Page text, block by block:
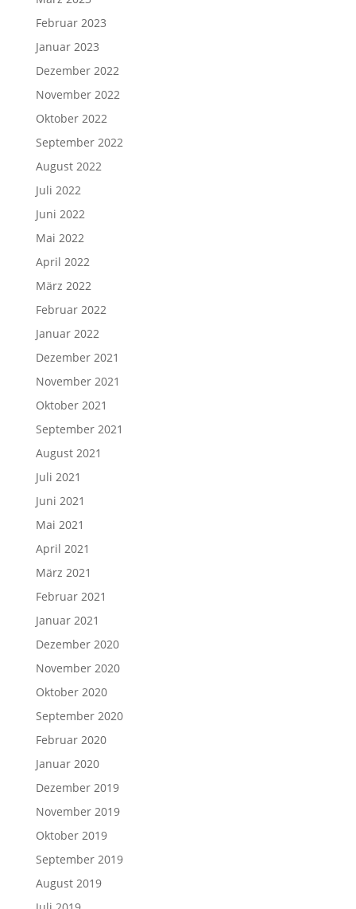
Februar 2023
Januar 2023
Dezember 2022
November 2022
Oktober 2022
September 2022
August 2022
Juli 2022
Juni 2022
Mai 2022
April 2022
März 2022
Februar 2022
Januar 2022
Dezember 2021
November 2021
Oktober 2021
September 2021
August 2021
Juli 2021
Juni 2021
Mai 2021
April 2021
März 2021
Februar 2021
Januar 2021
Dezember 2020
November 2020
Oktober 2020
September 2020
Februar 2020
Januar 2020
Dezember 2019
November 2019
Oktober 2019
September 2019
August 2019